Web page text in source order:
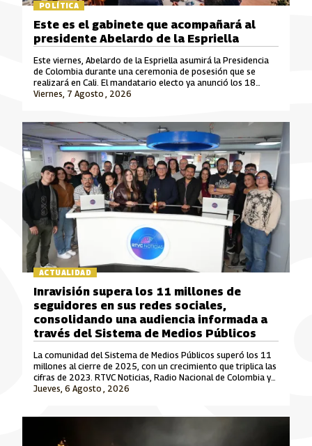
POLÍTICA
Este viernes, Abelardo de la Espriella asumirá la Presidencia
de Colombia durante una ceremonia de posesión que se
realizará en Cali. El mandatario electo ya anunció los 18
ministros que integrarán su gabinete para el periodo 2026-
Viernes, 7 Agosto , 2026
Este es el gabinete que acompañará al
presidente Abelardo de la Espriella
ACTUALIDAD
Jueves, 6 Agosto , 2026
Inravisión supera los 11 millones de
seguidores en sus redes sociales,
consolidando una audiencia informada a
través del Sistema de Medios Públicos
La comunidad del Sistema de Medios Públicos superó los 11
millones al cierre de 2025, con un crecimiento que triplica las
cifras de 2023. RTVC Noticias, Radio Nacional de Colombia y
Señal Colombia son las marcas que lideran este crecimiento.